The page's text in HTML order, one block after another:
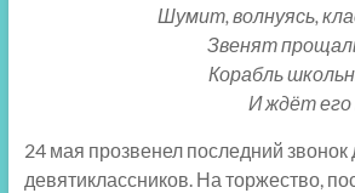
Шумит, волнуясь,
Звенят
Корабль
И ждёт его
24 мая прозвенел последний
девятиклассников. На торжество,